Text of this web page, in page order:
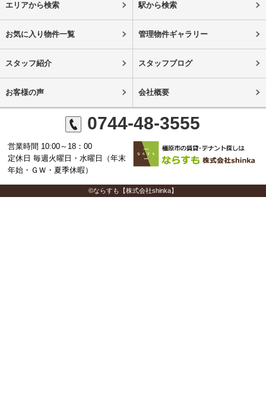
エリアから検索 駅から検索
お気に入り物件一覧 管理物件ギャラリー
スタッフ紹介 スタッフブログ
お客様の声 会社概要
0744-48-3555
営業時間 10:00～18：00
定休日 毎週火曜日・水曜日（年末
年始・ＧＷ・夏季休暇）
©ならすも【株式会社shinka】